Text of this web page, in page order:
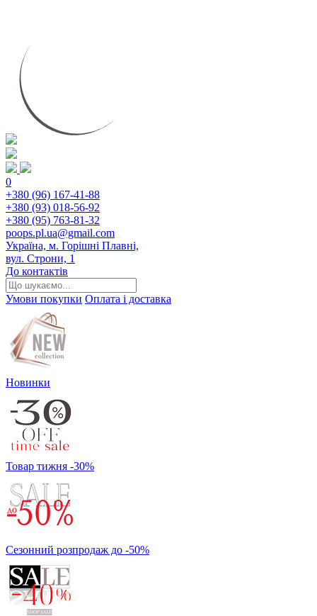
0
+380 (96) 167-41-88
+380 (93) 018-56-92
+380 (95) 763-81-32
poops.pl.ua@gmail.com
Україна, м. Горішні Плавні,
вул. Строни, 1
До контактів
Умови покупки Оплата і доставка
Новинки
Товар тижня -30%
Сезонний розпродаж до -50%